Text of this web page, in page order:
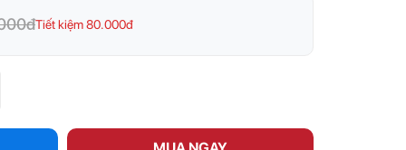
Tiết kiệm 80.000đ